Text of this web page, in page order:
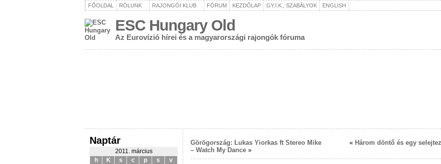
FŐOLDAL RÓLUNK RAJONGÓI KLUB FÓRUM KEZDŐLAP GY.I.K., SZABÁLYOK ENGLISH
ESC Hungary Old
Az Eurovízió hírei és a magyarországi rajongók fóruma
Naptár
2011. március
h
K s c p s
v
Görögország: Lukas Yiorkas ft Stereo Mike
– Watch My Dance »
« Három döntő és egy